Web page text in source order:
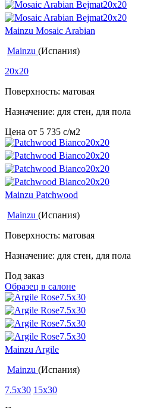
Mainzu Mosaic Arabian
Mainzu (Испания)
20x20
Поверхность: матовая
Назначение: для стен, для пола
Цена от 5 735 c/м2
Mainzu Patchwood
Mainzu (Испания)
Поверхность: матовая
Назначение: для стен, для пола
Под заказ
Образец в салоне
Mainzu Argile
Mainzu (Испания)
7.5x30 15x30